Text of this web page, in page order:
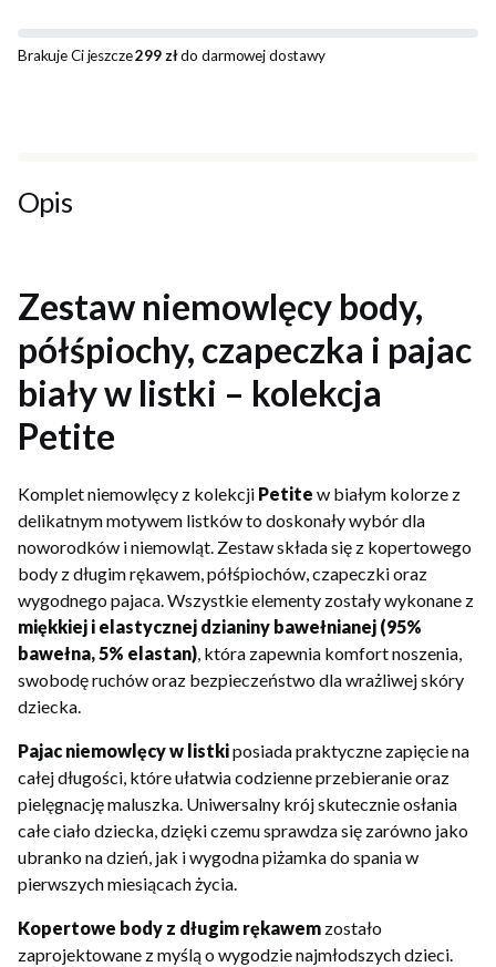
Brakuje Ci jeszcze299 złdo darmowej dostawy
Opis
Zestaw niemowlęcy body,
półśpiochy, czapeczka i pajac
biały w listki – kolekcja
Petite
Komplet niemowlęcy z kolekcji Petite w białym kolorze z
delikatnym motywem listków to doskonały wybór dla
noworodków i niemowląt. Zestaw składa się z kopertowego
body z długim rękawem, półśpiochów, czapeczki oraz
wygodnego pajaca. Wszystkie elementy zostały wykonane z
miękkiej i elastycznej dzianiny bawełnianej (95%
bawełna, 5% elastan), która zapewnia komfort noszenia,
swobodę ruchów oraz bezpieczeństwo dla wrażliwej skóry
dziecka.
Pajac niemowlęcy w listkiposiada praktyczne zapięcie na
całej długości, które ułatwia codzienne przebieranie oraz
pielęgnację maluszka. Uniwersalny krój skutecznie osłania
całe ciało dziecka, dzięki czemu sprawdza się zarówno jako
ubranko na dzień, jak i wygodna piżamka do spania w
pierwszych miesiącach życia.
Kopertowe body z długim rękawem zostało
zaprojektowane z myślą o wygodzie najmłodszych dzieci.